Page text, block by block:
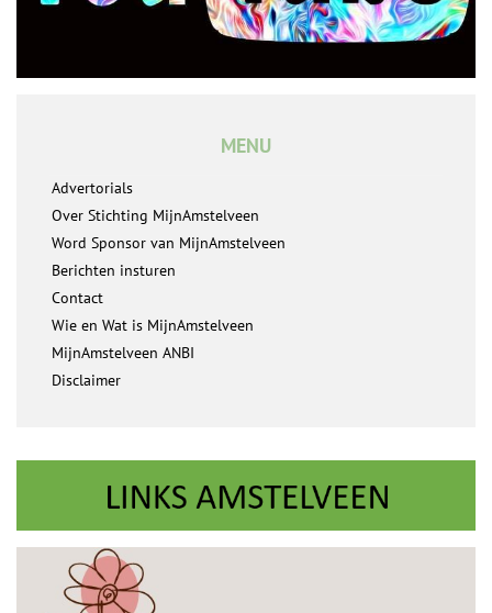
MENU
Advertorials
Over Stichting MijnAmstelveen
Word Sponsor van MijnAmstelveen
Berichten insturen
Contact
Wie en Wat is MijnAmstelveen
MijnAmstelveen ANBI
Disclaimer